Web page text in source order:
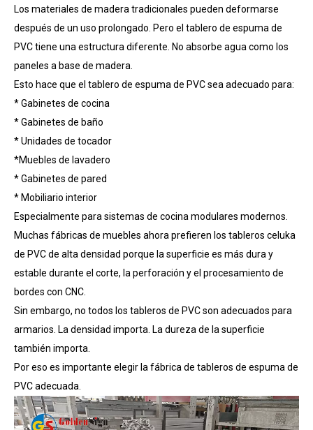
Los materiales de madera tradicionales pueden deformarse
después de un uso prolongado. Pero el tablero de espuma de
PVC tiene una estructura diferente. No absorbe agua como los
paneles a base de madera.
Esto hace que el tablero de espuma de PVC sea adecuado para:
* Gabinetes de cocina
* Gabinetes de baño
* Unidades de tocador
*Muebles de lavadero
* Gabinetes de pared
* Mobiliario interior
Especialmente para sistemas de cocina modulares modernos.
Muchas fábricas de muebles ahora prefieren los tableros celuka
de PVC de alta densidad porque la superficie es más dura y
estable durante el corte, la perforación y el procesamiento de
bordes con CNC.
Sin embargo, no todos los tableros de PVC son adecuados para
armarios. La densidad importa. La dureza de la superficie
también importa.
Por eso es importante elegir la fábrica de tableros de espuma de
PVC adecuada.